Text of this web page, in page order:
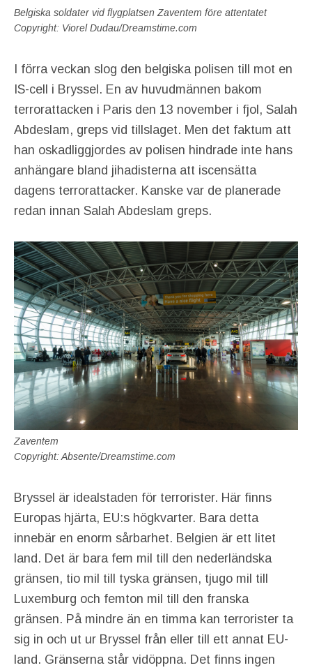
Belgiska soldater vid flygplatsen Zaventem före attentatet
Copyright: Viorel Dudau/Dreamstime.com
I förra veckan slog den belgiska polisen till mot en
IS-cell i Bryssel. En av huvudmännen bakom
terrorattacken i Paris den 13 november i fjol, Salah
Abdeslam, greps vid tillslaget. Men det faktum att
han oskadliggjordes av polisen hindrade inte hans
anhängare bland jihadisterna att iscensätta
dagens terrorattacker. Kanske var de planerade
redan innan Salah Abdeslam greps.
Zaventem
Copyright: Absente/Dreamstime.com
Bryssel är idealstaden för terrorister. Här finns
Europas hjärta, EU:s högkvarter. Bara detta
innebär en enorm sårbarhet. Belgien är ett litet
land. Det är bara fem mil till den nederländska
gränsen, tio mil till tyska gränsen, tjugo mil till
Luxemburg och femton mil till den franska
gränsen. På mindre än en timma kan terrorister ta
sig in och ut ur Bryssel från eller till ett annat EU-
land. Gränserna står vidöppna. Det finns ingen